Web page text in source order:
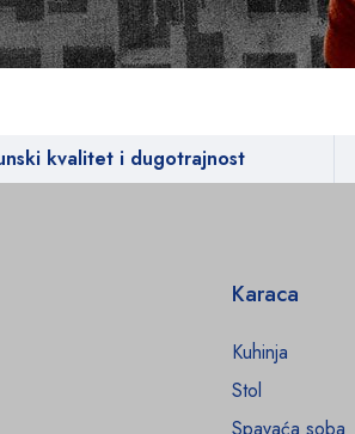
kvalitet i dugotrajnost
Karaca
Kuhinja
Stol